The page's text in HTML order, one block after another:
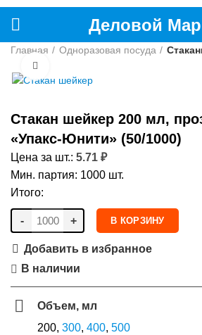
Деловой
Главная Одноразовая посуда
Стакан шейкер 200 мл,
«Упакс-Юнити» (50/1000)
Цена за шт.: 5.71 ₽
Мин. партия: 1000 шт.
Итого:
- + В КОРЗИНУ
Добавить в избранное
В наличии
Объем, мл
200, 300, 400, 500